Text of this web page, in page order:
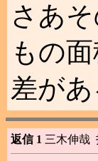
さあ
もの
差が
返信 1 三木伸哉